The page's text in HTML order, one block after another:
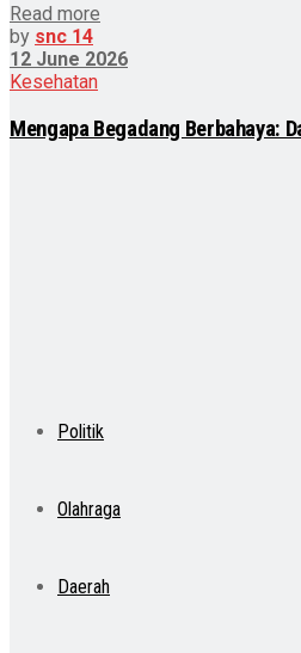
Politik
Olahraga
Daerah
Read more
by snc 14
12 June 2026
Kesehatan
Mengapa Begadang Berbahaya: